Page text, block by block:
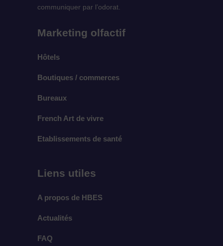
communiquer par l’odorat.
Marketing olfactif
Hôtels
Boutiques / commerces
Bureaux
French Art de vivre
Etablissements de santé
Liens utiles
A propos de HBES
Actualités
FAQ